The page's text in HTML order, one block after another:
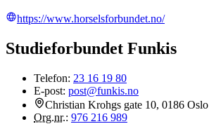
https://www.horselsforbundet.no/
Studieforbundet Funkis
Telefon: 23 16 19 80
E-post: post@funkis.no
Christian Krohgs gate 10, 0186 Oslo
Org.nr.: 976 216 989